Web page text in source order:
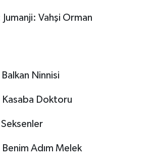
Vahşi Orman
Ninnisi
Doktoru
Adım Melek